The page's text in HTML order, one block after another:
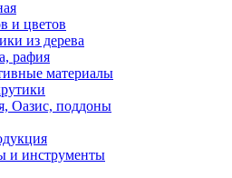
и цветов
из дерева
рафия
материалы
Оазис, поддоны
и инструменты